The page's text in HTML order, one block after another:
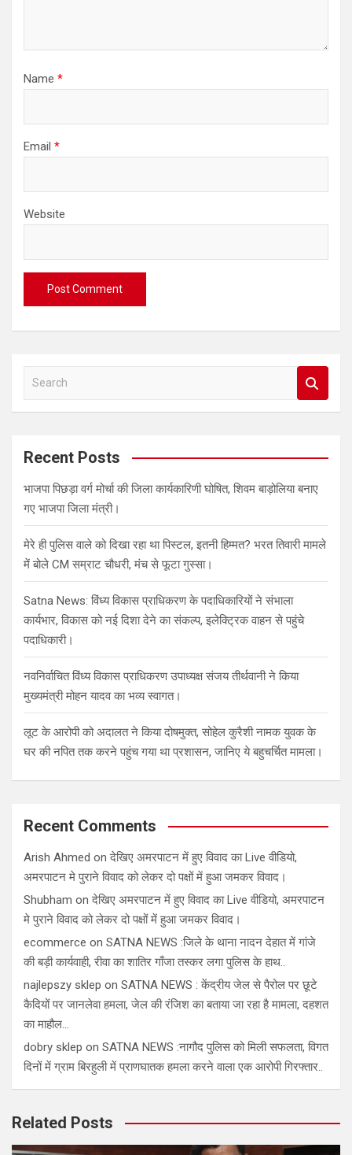
Name *
Email *
Website
a
c
Recent Posts
भाजपा पिछड़ा वर्ग मोर्चा की जिला कार्यकारिणी घोषित, शिवम बाड़ोलिया बनाए
गए भाजपा जिला मंत्री।
मेरे ही पुलिस वाले को दिखा रहा था पिस्टल, इतनी हिम्मत? भरत तिवारी मामले
में बोले CM सम्राट चौधरी, मंच से फूटा गुस्सा।
Satna News: विंध्य विकास प्राधिकरण के पदाधिकारियों ने संभाला
कार्यभार, विकास को नई दिशा देने का संकल्प, इलेक्ट्रिक वाहन से पहुंचे
पदाधिकारी।
नवनिर्वाचित विंध्य विकास प्राधिकरण उपाध्यक्ष संजय तीर्थवानी ने किया
मुख्यमंत्री मोहन यादव का भव्य स्वागत।
लूट के आरोपी को अदालत ने किया दोषमुक्त, सोहेल कुरैशी नामक युवक के
घर की नपित तक करने पहुंच गया था प्रशासन, जानिए ये बहुचर्चित मामला।
Recent Comments
Arish Ahmed onदेखिए अमरपाटन में हुए विवाद का Live वीडियो,
अमरपाटन मे पुराने विवाद को लेकर दो पक्षों में हुआ जमकर विवाद।
Shubham onदेखिए अमरपाटन में हुए विवाद का Live वीडियो, अमरपाटन
मे पुराने विवाद को लेकर दो पक्षों में हुआ जमकर विवाद।
ecommerce on SATNA NEWS :जिले के थाना नादन देहात में गांजे
की बड़ी कार्यवाही, रीवा का शातिर गाँजा तस्कर लगा पुलिस के हाथ..
najlepszy sklep on SATNA NEWS : केंद्रीय जेल से पैरोल पर छूटे
कैदियों पर जानलेवा हमला, जेल की रंजिश का बताया जा रहा है मामला, दहशत
का माहौल…
dobry sklep on SATNA NEWS :नागौद पुलिस को मिली सफलता, विगत
दिनों में ग्राम बिरहुली में प्राणघातक हमला करने वाला एक आरोपी गिरफ्तार..
Related Posts